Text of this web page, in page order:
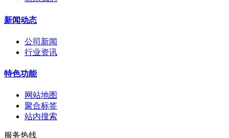
新闻动态
公司新闻
行业资讯
特色功能
网站地图
聚合标签
站内搜索
服务热线